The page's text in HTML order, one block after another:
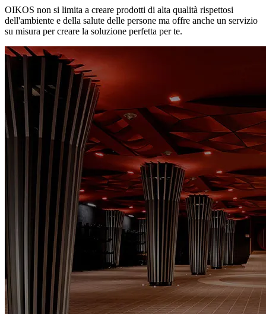
OIKOS non si limita a creare prodotti di alta qualità rispettosi
dell'ambiente e della salute delle persone ma offre anche un servizio
su misura per creare la soluzione perfetta per te.